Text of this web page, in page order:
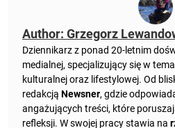
Author: Grzegorz
Dziennikarz z ponad 20-letnim
medialnej, specjalizujący się w
kulturalnej oraz lifestylowej. Od
redakcją Newsner, gdzie
angażujących treści, które
refleksji. W swojej pracy stawia na